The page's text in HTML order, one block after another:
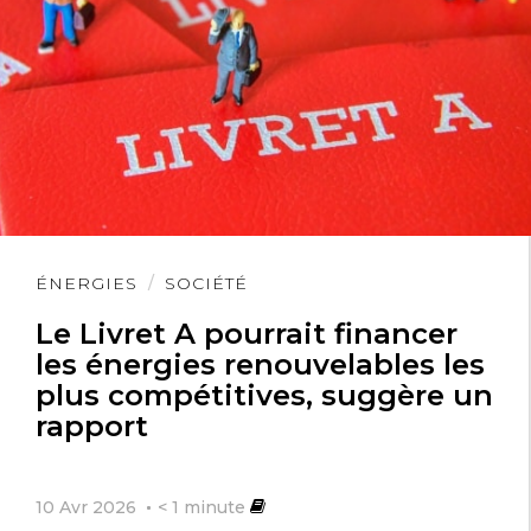
ÉNERGIES SOCIÉTÉ
Le Livret A pourrait financer
les énergies renouvelables les
plus compétitives, suggère un
rapport
10 Avr 2026 < 1 minute
Lire